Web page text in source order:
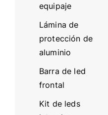
equipaje
Lámina de
protección de
aluminio
Barra de led
frontal
Kit de leds